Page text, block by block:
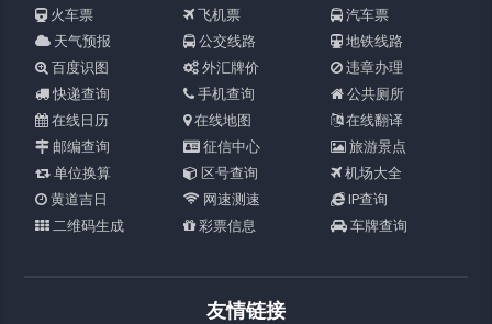
火车票
飞机票
汽车票
天气预报
公交线路
地铁线路
百度识图
外汇牌价
违章办理
快递查询
手机查询
公共厕所
在线日历
在线地图
在线翻译
邮编查询
征信中心
旅游景点
单位换算
区号查询
机场大全
黄道吉日
网速测速
IP查询
二维码生成
彩票信息 车牌查询
友情链接